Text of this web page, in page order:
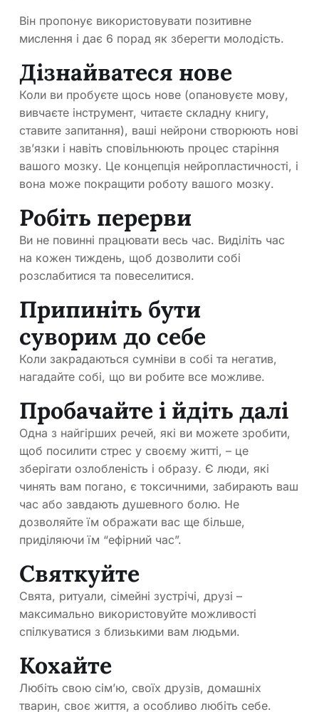
Він пропонує використовувати позитивне
мислення і дає 6 порад як зберегти молодість.
Дізнайватеся нове
Коли ви пробуєте щось нове (опановуєте мову,
вивчаєте інструмент, читаєте складну книгу,
ставите запитання), ваші нейрони створюють нові
зв’язки і навіть сповільнюють процес старіння
вашого мозку. Це концепція нейропластичності, і
вона може покращити роботу вашого мозку.
Робіть перерви
Ви не повинні працювати весь час. Виділіть час
на кожен тиждень, щоб дозволити собі
розслабитися та повеселитися.
Припиніть бути
суворим до себе
Коли закрадаються сумніви в собі та негатив,
нагадайте собі, що ви робите все можливе.
Пробачайте і йдіть далі
Одна з найгірших речей, які ви можете зробити,
щоб посилити стрес у своєму житті, – це
зберігати озлобленість і образу. Є люди, які
чинять вам погано, є токсичними, забирають ваш
час або завдають душевного болю. Не
дозволяйте їм ображати вас ще більше,
приділяючи їм “ефірний час”.
Святкуйте
Свята, ритуали, сімейні зустрічі, друзі –
максимально використовуйте можливості
спілкуватися з близькими вам людьми.
Кохайте
Любіть свою сім’ю, своїх друзів, домашніх
тварин, своє життя, а особливо любіть себе.